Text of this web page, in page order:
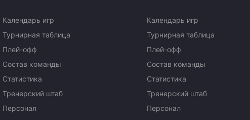
Календарь игр
Турнирная таблица
Плей-офф
Состав команды
Статистика
Тренерский штаб
Персонал
Календарь игр
Турнирная таблица
Плей-офф
Состав команды
Статистика
Тренерский штаб
Персонал